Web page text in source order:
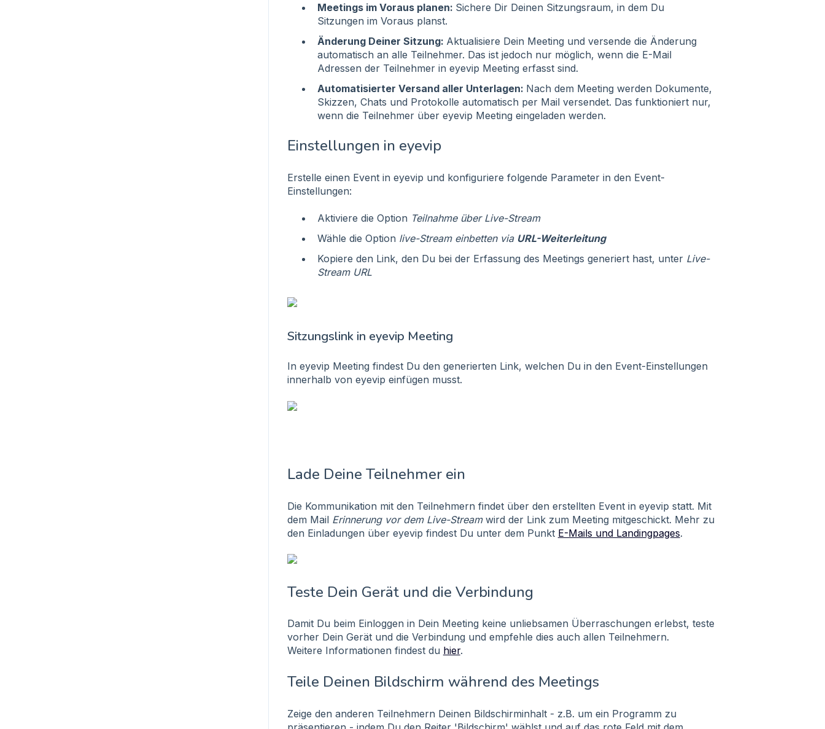
Meetings im Voraus planen: Sichere Dir Deinen Sitzungsraum, in dem Du
Sitzungen im Voraus planst.
Änderung Deiner Sitzung: Aktualisiere Dein Meeting und versende die Änderung
automatisch an alle Teilnehmer. Das ist jedoch nur möglich, wenn die E-Mail
Adressen der Teilnehmer in eyevip Meeting erfasst sind.
Automatisierter Versand aller Unterlagen: Nach dem Meeting werden Dokumente,
Skizzen, Chats und Protokolle automatisch per Mail versendet. Das funktioniert nur,
wenn die Teilnehmer über eyevip Meeting eingeladen werden.
Einstellungen in eyevip
Erstelle einen Event in eyevip und konfiguriere folgende Parameter in den Event-
Einstellungen:
Aktiviere die Option Teilnahme über Live-Stream
Wähle die Option live-Stream einbetten via URL-Weiterleitung
Kopiere den Link, den Du bei der Erfassung des Meetings generiert hast, unter Live-
Stream URL
Sitzungslink in eyevip Meeting
In eyevip Meeting findest Du den generierten Link, welchen Du in den Event-Einstellungen
innerhalb von eyevip einfügen musst.
Lade Deine Teilnehmer ein
Die Kommunikation mit den Teilnehmern findet über den erstellten Event in eyevip statt. Mit
dem Mail Erinnerung vor dem Live-Streamwird der Link zum Meeting mitgeschickt. Mehr zu
den Einladungen über eyevip findest Du unter dem Punkt E-Mails und Landingpages.
Teste Dein Gerät und die Verbindung
Damit Du beim Einloggen in Dein Meeting keine unliebsamen Überraschungen erlebst, teste
vorher Dein Gerät und die Verbindung und empfehle dies auch allen Teilnehmern.
Weitere Informationen findest du hier.
Teile Deinen Bildschirm während des Meetings
Zeige den anderen Teilnehmern Deinen Bildschirminhalt - z.B. um ein Programm zu